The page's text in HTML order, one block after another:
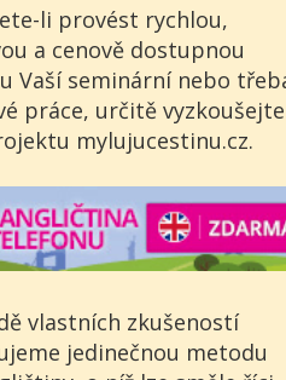
li provést rychlou,
a cenově dostupnou
Vaší seminární nebo
práce, určitě vyzkoušejte
mylujucestinu.cz.
vlastních zkušeností
jedinečnou metodu